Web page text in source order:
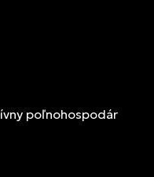
poľnohospodár